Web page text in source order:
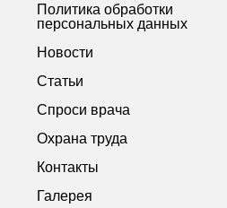
Политика обработки
персональных данных
Новости
Статьи
Спроси врача
Охрана труда
Контакты
Галерея